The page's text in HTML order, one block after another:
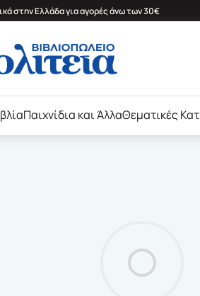
στην Ελλάδα για αγορές άνω των 30€
Παιχνίδια και ΆλλαΘεματικές